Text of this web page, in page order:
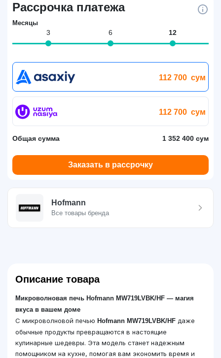
Рассрочка платежа
Месяцы
3 6 12
112 700 сум
112 700 сум
Общая сумма 1 352 400 сум
Заказать в рассрочку
Hofmann
Все товары бренда
Описание товара
Микроволновая печь Hofmann MW719LVBK/HF — магия
вкуса в вашем доме
С микроволновой печью Hofmann MW719LVBK/HF даже
обычные продукты превращаются в настоящие
кулинарные шедевры. Эта модель станет надежным
помощником на кухне, помогая вам экономить время и